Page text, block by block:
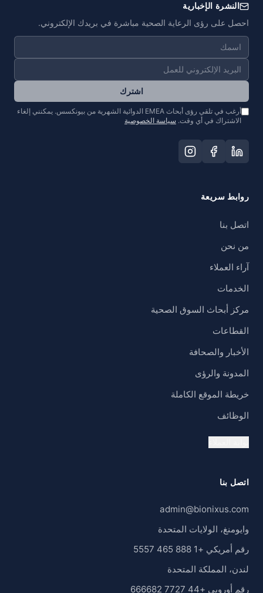
النشرة الإخبارية
احصل على رؤى الرعاية الصحية مباشرة في بريدك الإلكتروني.
اشترك
أرغب في تلقي رؤى أبحاث EMEA الدوائية الشهرية من بيونكسس. يمكنني إلغاء
الاشتراك في أي وقت. سياسة الخصوصية
روابط سريعة
اتصل بنا
من نحن
آراء العملاء
الخدمات
مركز أبحاث السوق الصحية
القطاعات
الأخبار والصحافة
المدونة والرؤى
خريطة الموقع الكاملة
الوظائف
اتصل بنا
admin@bionixus.com
وايومنغ، الولايات المتحدة
رقم أمريكي +1 888 465 5557
لندن، المملكة المتحدة
رقم أوروبي +44 7727 666682